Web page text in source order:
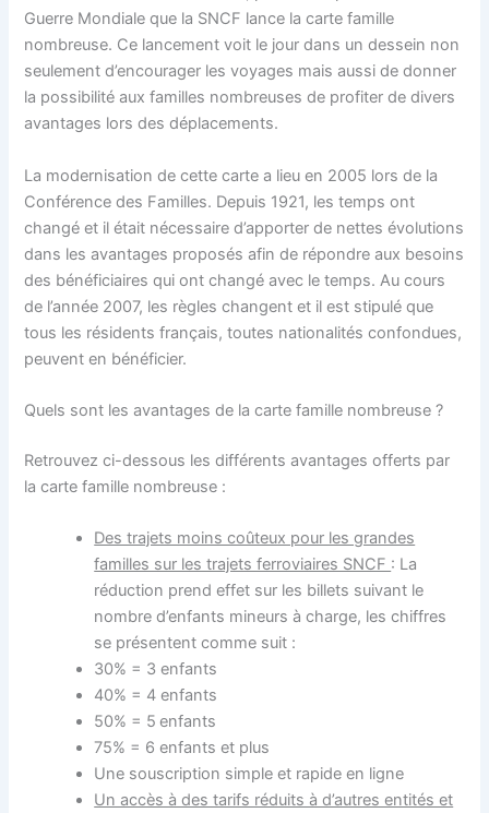
Guerre Mondiale que la SNCF lance la carte famille
nombreuse. Ce lancement voit le jour dans un dessein non
seulement d’encourager les voyages mais aussi de donner
la possibilité aux familles nombreuses de profiter de divers
avantages lors des déplacements.
La modernisation de cette carte a lieu en 2005 lors de la
Conférence des Familles. Depuis 1921, les temps ont
changé et il était nécessaire d’apporter de nettes évolutions
dans les avantages proposés afin de répondre aux besoins
des bénéficiaires qui ont changé avec le temps. Au cours
de l’année 2007, les règles changent et il est stipulé que
tous les résidents français, toutes nationalités confondues,
peuvent en bénéficier.
Quels sont les avantages de la carte famille nombreuse ?
Retrouvez ci-dessous les différents avantages offerts par
la carte famille nombreuse :
Des trajets moins coûteux pour les grandes
familles sur les trajets ferroviaires SNCF : La
réduction prend effet sur les billets suivant le
nombre d’enfants mineurs à charge, les chiffres
se présentent comme suit :
30% = 3 enfants
40% = 4 enfants
50% = 5 enfants
75% = 6 enfants et plus
Une souscription simple et rapide en ligne
Un accès à des tarifs réduits à d’autres entités et